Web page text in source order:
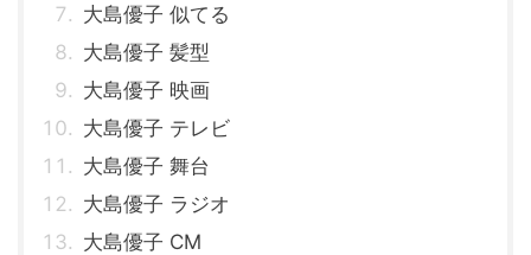
大島優子 似てる
大島優子 髪型
大島優子 映画
大島優子 テレビ
大島優子 舞台
大島優子 ラジオ
大島優子 CM